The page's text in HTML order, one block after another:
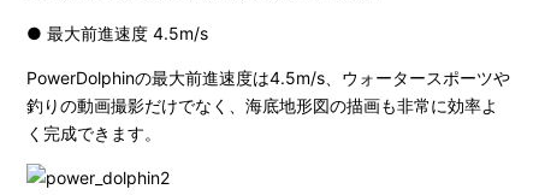
● 最大前進速度 4.5m/s
PowerDolphinの最大前進速度は4.5m/s、ウォータースポーツや
釣りの動画撮影だけでなく、海底地形図の描画も非常に効率よ
く完成できます。